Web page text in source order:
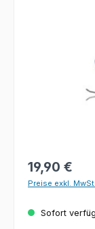
Regulärer Preis:
19,90 €
Preise exkl.
Sofort